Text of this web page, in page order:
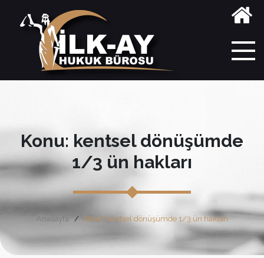
Konu: kentsel dönüşümde
1/3 ün hakları
Anasayfa Etiket: kentsel dönüşümde 1/3 ün hakları